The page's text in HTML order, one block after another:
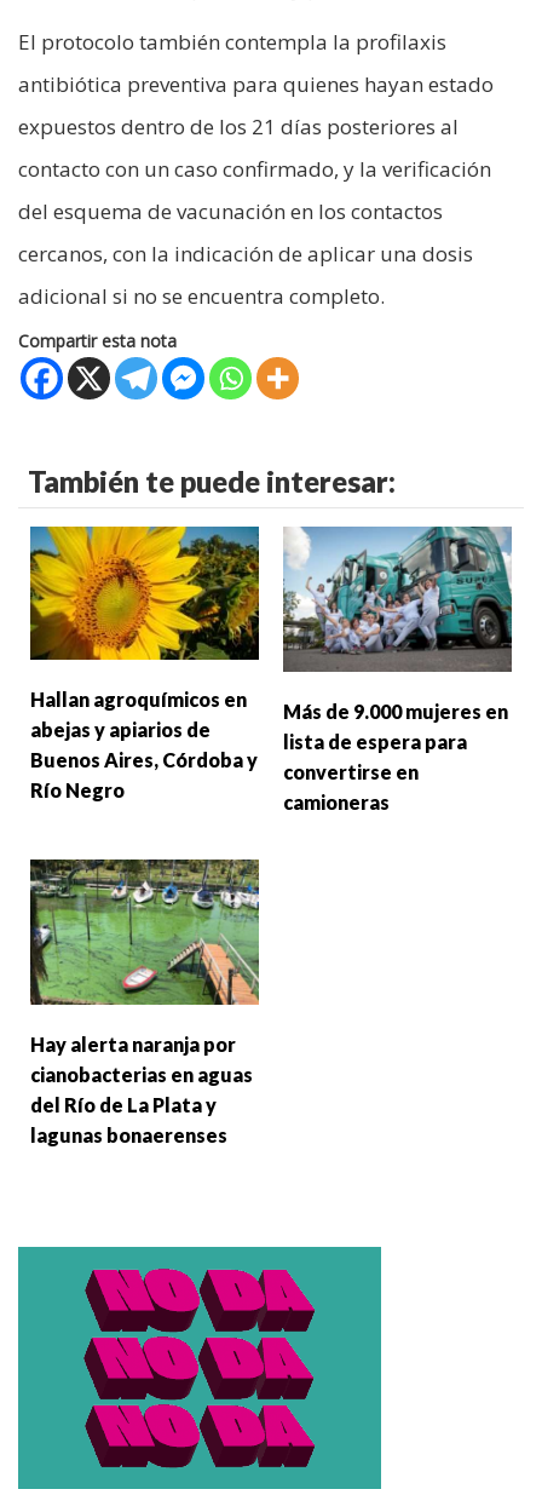
El protocolo también contempla la profilaxis
antibiótica preventiva para quienes hayan estado
expuestos dentro de los 21 días posteriores al
contacto con un caso confirmado, y la verificación
del esquema de vacunación en los contactos
cercanos, con la indicación de aplicar una dosis
adicional si no se encuentra completo.
Compartir esta nota
También te puede interesar:
Hallan agroquímicos en
abejas y apiarios de
Buenos Aires, Córdoba y
Río Negro
Más de 9.000 mujeres en
lista de espera para
convertirse en
camioneras
Hay alerta naranja por
cianobacterias en aguas
del Río de La Plata y
lagunas bonaerenses